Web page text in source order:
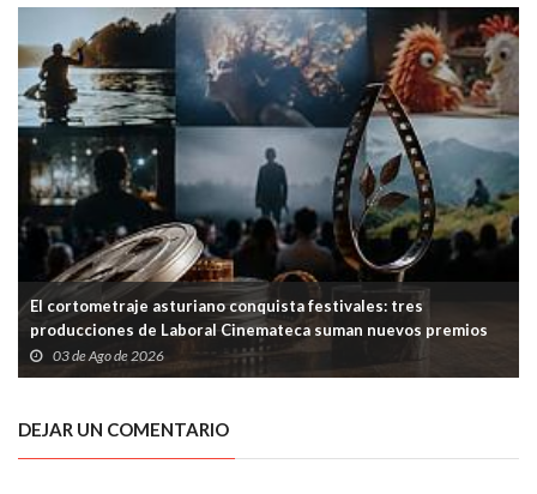
El cortometraje asturiano conquista festivales: tres
producciones de Laboral Cinemateca suman nuevos premios
03 de Ago de 2026
DEJAR UN COMENTARIO